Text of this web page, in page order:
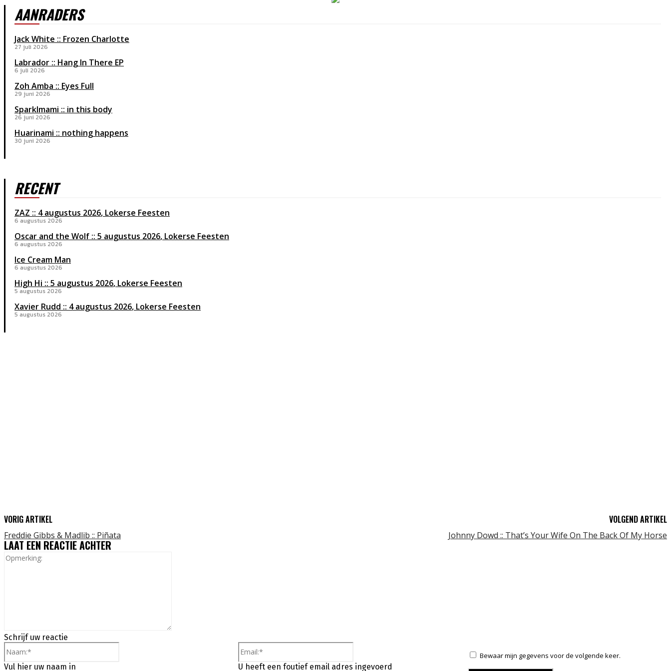
AANRADERS
Jack White :: Frozen Charlotte
27 juli 2026
Labrador :: Hang In There EP
6 juli 2026
Zoh Amba :: Eyes Full
29 juni 2026
Sparklmami :: in this body
26 juni 2026
Huarinami :: nothing happens
30 juni 2026
RECENT
ZAZ 4 augustus 2026 Lokerse Feesten
6 augustus 2026
Oscar and the Wolf 5 augustus 2026 Lokerse Feesten
6 augustus 2026
Ice Cream Man
6 augustus 2026
High Hi 5 augustus 2026 Lokerse Feesten
5 augustus 2026
Xavier Rudd 4 augustus 2026 Lokerse Feesten
5 augustus 2026
VORIG ARTIKEL
Freddie Gibbs & Madlib :: Piñata
VOLGEND ARTIKEL
Johnny Dowd :: That’s Your Wife On The Back Of My Horse
LAAT EEN REACTIE ACHTER
Schrijf uw reactie
Vul hier uw naam in U heeft een foutief email adres ingevoerd
Bewaar mijn gegevens voor de volgende keer.